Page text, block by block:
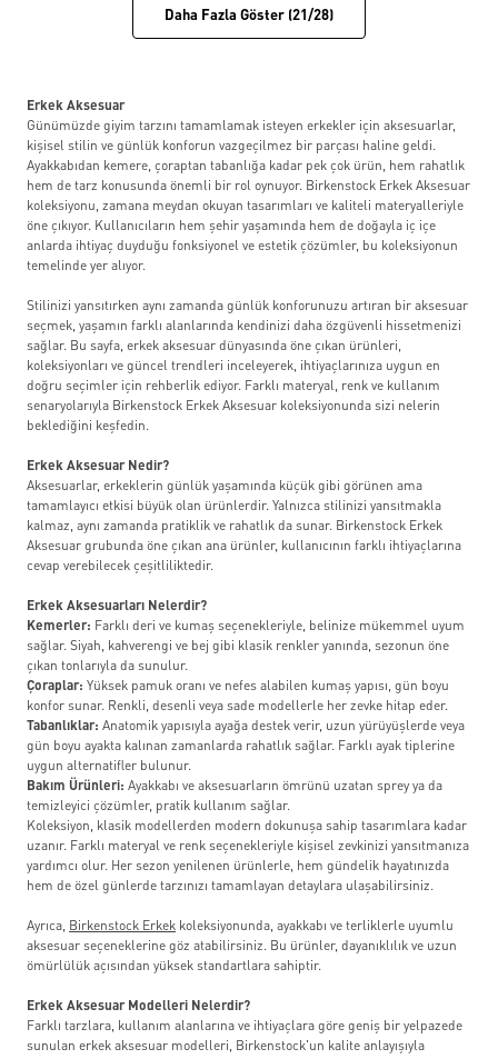
Daha Fazla Göster (21/28)
Erkek Aksesuar
Günümüzde giyim tarzını tamamlamak isteyen erkekler için aksesuarlar,
kişisel stilin ve günlük konforun vazgeçilmez bir parçası haline geldi.
Ayakkabıdan kemere, çoraptan tabanlığa kadar pek çok ürün, hem rahatlık
hem de tarz konusunda önemli bir rol oynuyor. Birkenstock Erkek Aksesuar
koleksiyonu, zamana meydan okuyan tasarımları ve kaliteli materyalleriyle
öne çıkıyor. Kullanıcıların hem şehir yaşamında hem de doğayla iç içe
anlarda ihtiyaç duyduğu fonksiyonel ve estetik çözümler, bu koleksiyonun
temelinde yer alıyor.
Stilinizi yansıtırken aynı zamanda günlük konforunuzu artıran bir aksesuar
seçmek, yaşamın farklı alanlarında kendinizi daha özgüvenli hissetmenizi
sağlar. Bu sayfa, erkek aksesuar dünyasında öne çıkan ürünleri,
koleksiyonları ve güncel trendleri inceleyerek, ihtiyaçlarınıza uygun en
doğru seçimler için rehberlik ediyor. Farklı materyal, renk ve kullanım
senaryolarıyla Birkenstock Erkek Aksesuar koleksiyonunda sizi nelerin
beklediğini keşfedin.
Erkek Aksesuar Nedir?
Aksesuarlar, erkeklerin günlük yaşamında küçük gibi görünen ama
tamamlayıcı etkisi büyük olan ürünlerdir. Yalnızca stilinizi yansıtmakla
kalmaz, aynı zamanda pratiklik ve rahatlık da sunar. Birkenstock Erkek
Aksesuar grubunda öne çıkan ana ürünler, kullanıcının farklı ihtiyaçlarına
cevap verebilecek çeşitliliktedir.
Erkek Aksesuarları Nelerdir?
Kemerler: Farklı deri ve kumaş seçenekleriyle, belinize mükemmel uyum
sağlar. Siyah, kahverengi ve bej gibi klasik renkler yanında, sezonun öne
çıkan tonlarıyla da sunulur.
Çoraplar: Yüksek pamuk oranı ve nefes alabilen kumaş yapısı, gün boyu
konfor sunar. Renkli, desenli veya sade modellerle her zevke hitap eder.
Tabanlıklar: Anatomik yapısıyla ayağa destek verir, uzun yürüyüşlerde veya
gün boyu ayakta kalınan zamanlarda rahatlık sağlar. Farklı ayak tiplerine
uygun alternatifler bulunur.
Bakım Ürünleri: Ayakkabı ve aksesuarların ömrünü uzatan sprey ya da
temizleyici çözümler, pratik kullanım sağlar.
Koleksiyon, klasik modellerden modern dokunuşa sahip tasarımlara kadar
uzanır. Farklı materyal ve renk seçenekleriyle kişisel zevkinizi yansıtmanıza
yardımcı olur. Her sezon yenilenen ürünlerle, hem gündelik hayatınızda
hem de özel günlerde tarzınızı tamamlayan detaylara ulaşabilirsiniz.
Ayrıca, Birkenstock Erkek koleksiyonunda, ayakkabı ve terliklerle uyumlu
aksesuar seçeneklerine göz atabilirsiniz. Bu ürünler, dayanıklılık ve uzun
ömürlülük açısından yüksek standartlara sahiptir.
Erkek Aksesuar Modelleri Nelerdir?
Farklı tarzlara, kullanım alanlarına ve ihtiyaçlara göre geniş bir yelpazede
sunulan erkek aksesuar modelleri, Birkenstock'un kalite anlayışıyla